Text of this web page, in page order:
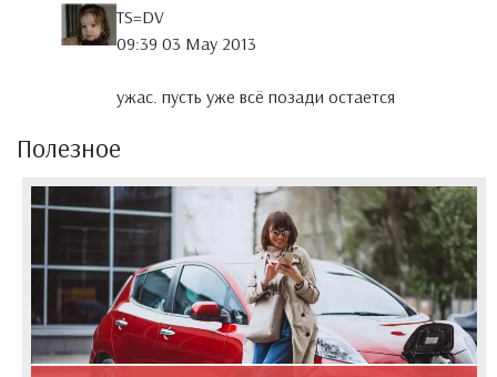
TS=DV
09:39 03 May 2013
ужас. пусть уже всё позади остается
Полезное